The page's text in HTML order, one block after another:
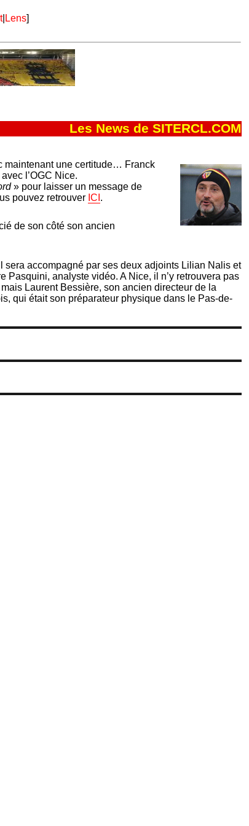
| Lens]
Les News de SITERCL.COM
maintenant une certitude… Franck
l’OGC Nice.
» pour laisser un message de
pouvez retrouver ICI .
de son côté son ancien
sera accompagné par ses deux adjoints Lilian Nalis et
Pasquini, analyste vidéo. A Nice, il n’y retrouvera pas
Laurent Bessière, son ancien directeur de la
qui était son préparateur physique dans le Pas-de-